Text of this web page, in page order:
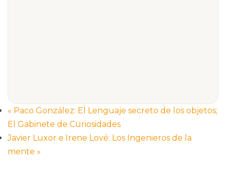
« Paco González: El Lenguaje secreto de los objetos;
El Gabinete de Curiosidades
Javier Luxor e Irene Lové: Los Ingenieros de la
mente »